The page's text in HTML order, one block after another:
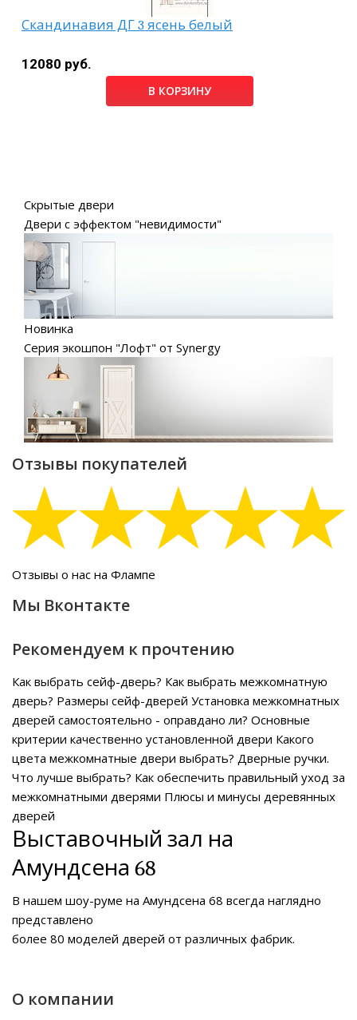
Скандинавия ДГ 3 ясень белый
12080 руб.
В КОРЗИНУ
Скрытые двери
Двери с эффектом "невидимости"
Новинка
Серия экошпон "Лофт" от Synergy
Отзывы покупателей
Отзывы о нас на Флампе
Мы Вконтакте
Рекомендуем к прочтению
Как выбрать сейф-дверь? Как выбрать межкомнатную
дверь? Размеры сейф-дверей Установка межкомнатных
дверей самостоятельно - оправдано ли? Основные
критерии качественно установленной двери Какого
цвета межкомнатные двери выбрать? Дверные ручки.
Что лучше выбрать? Как обеспечить правильный уход за
межкомнатными дверями Плюсы и минусы деревянных
дверей
Выставочный зал на
Амундсена 68
В нашем шоу-руме на Амундсена 68 всегда наглядно
представлено
более 80 моделей дверей от различных фабрик.
О компании